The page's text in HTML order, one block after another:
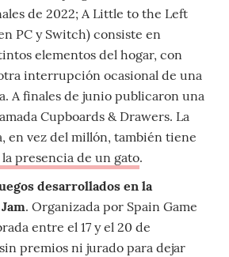
de 2022; A Little to the Left
PC y Switch) consiste en
elementos del hogar, con
interrupción ocasional de una
A finales de junio publicaron una
Cupboards & Drawers. La
en vez del millón, también tiene
presencia de un gato.
desarrollados en la
. Organizada por Spain Game
entre el 17 y el 20 de
premios ni jurado para dejar